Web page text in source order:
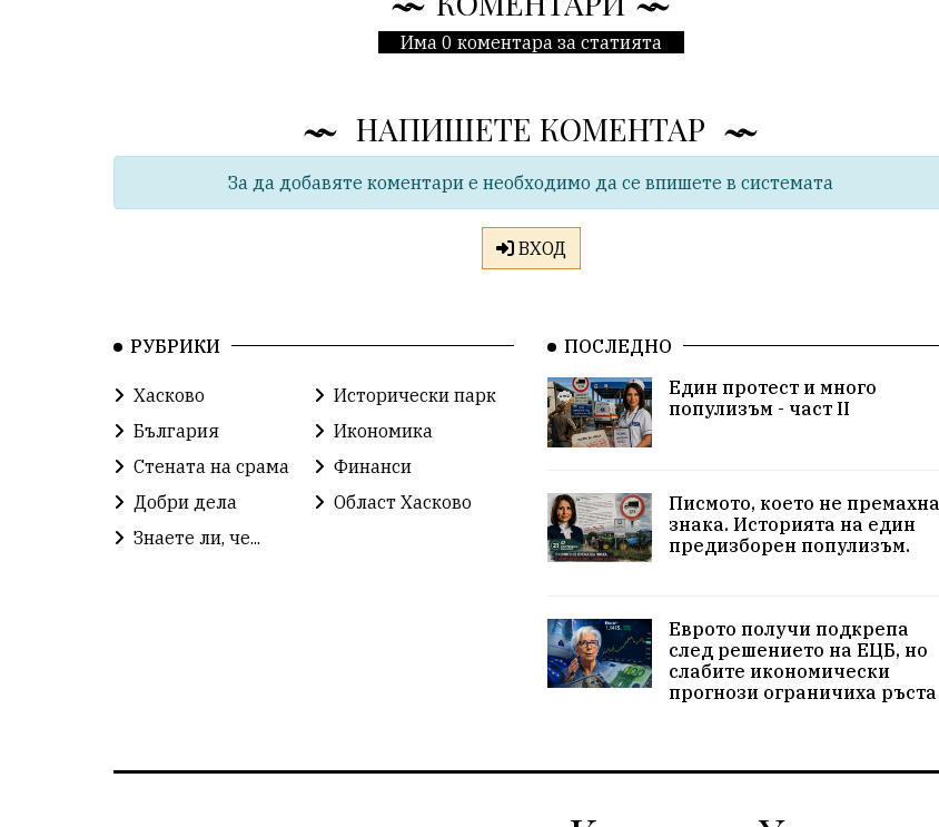
Има 0 коментара за статията
НАПИШЕТЕ КОМЕНТАР
За да добавяте коментари е необходимо да се впишете в системата
ВХОД
РУБРИКИ
Хасково
Исторически парк
България
Икономика
Стената на срама
Финанси
Добри дела
Област Хасково
Знаете ли, че...
ПОСЛЕДНО
Един протест и много
популизъм - част II
Писмото, което не премахна
знака. Историята на един
предизборен популизъм.
Еврото получи подкрепа
след решението на ЕЦБ, но
слабите икономически
прогнози ограничиха ръста